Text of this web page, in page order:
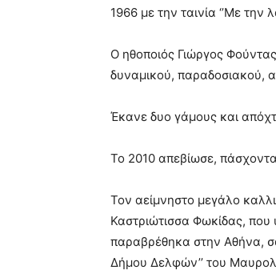
1966 με την ταινία ‘’Με την
Ο ηθοποιός Γιώργος
δυναμικού, παραδοσιακού,
Έκανε δυο γάμους και
Το 2010 απεβίωσε,
Τον αείμνηστο μεγάλο
Καστριώτισσα Φωκίδας,
παραβρέθηκα στην Αθήνα,
Δήμου Δελφών’’ του